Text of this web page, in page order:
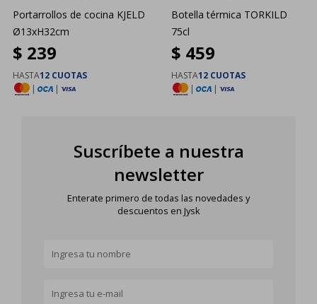
Portarrollos de cocina KJELD
Ø13xH32cm
$ 239
HASTA12 CUOTAS
|
|
Botella térmica TORKILD
75cl
$ 459
HASTA12 CUOTAS
|
|
Suscríbete a nuestra
newsletter
Enterate primero de todas las novedades y
descuentos en Jysk